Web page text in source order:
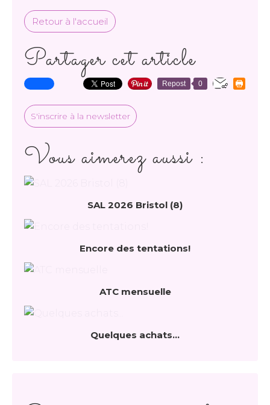
Retour à l'accueil
Partager cet article
Repost 0
S'inscrire à la newsletter
Vous aimerez aussi :
SAL 2026 Bristol (8)
Encore des tentations!
ATC mensuelle
Quelques achats...